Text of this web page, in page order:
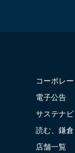
コーポレ
電子公告
サステナビ
読む、鎌
店舗一覧